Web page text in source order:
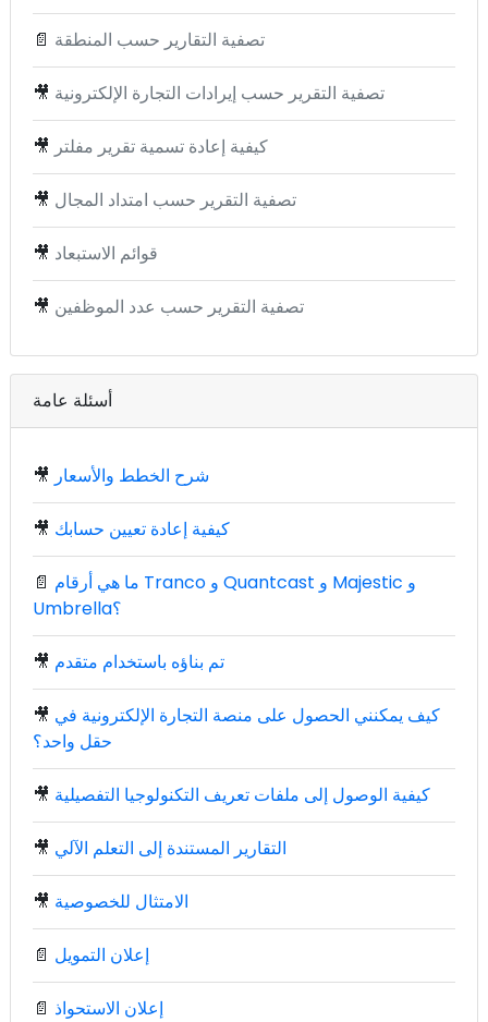
📄 تصفية التقارير حسب المنطقة
🎥 تصفية التقرير حسب إيرادات التجارة الإلكترونية
🎥 كيفية إعادة تسمية تقرير مفلتر
🎥 تصفية التقرير حسب امتداد المجال
🎥 قوائم الاستبعاد
🎥 تصفية التقرير حسب عدد الموظفين
أسئلة عامة
🎥 شرح الخطط والأسعار
🎥 كيفية إعادة تعيين حسابك
📄 ما هي أرقام Tranco و Quantcast و Majestic و
Umbrella؟
🎥 تم بناؤه باستخدام متقدم
🎥 كيف يمكنني الحصول على منصة التجارة الإلكترونية في
حقل واحد؟
🎥 كيفية الوصول إلى ملفات تعريف التكنولوجيا التفصيلية
🎥 التقارير المستندة إلى التعلم الآلي
🎥 الامتثال للخصوصية
📄 إعلان التمويل
📄 إعلان الاستحواذ